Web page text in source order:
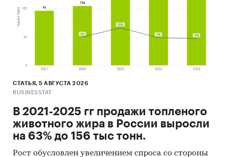
СТАТЬЯ, 5 АВГУСТА 2026
BUSINESSTAT
В 2021-2025 гг продажи топленого
животного жира в России выросли
на 63% до 156 тыс тонн.
Рост обусловлен увеличением спроса со стороны